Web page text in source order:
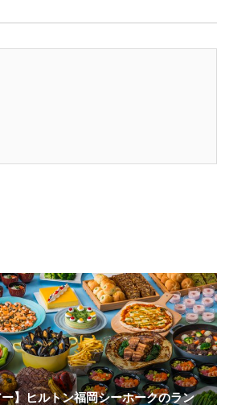
】ヒルトン福岡シーホークのラン